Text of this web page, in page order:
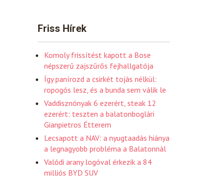
Friss Hírek
Komoly frissítést kapott a Bose
népszerű zajszűrős fejhallgatója
Így panírozd a csirkét tojás nélkül:
ropogós lesz, és a bunda sem válik le
Vaddisznónyak 6 ezerért, steak 12
ezerért: teszten a balatonboglári
Gianpietros Étterem
Lecsapott a NAV: a nyugtaadás hiánya
a legnagyobb probléma a Balatonnál
Valódi arany logóval érkezik a 84
milliós BYD SUV